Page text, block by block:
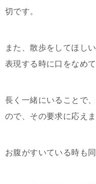
切です。
また、散歩をしてほし
表現する時に口をなめ
長く一緒にいることで
ので、その要求に応えま
お腹がすいている時も同